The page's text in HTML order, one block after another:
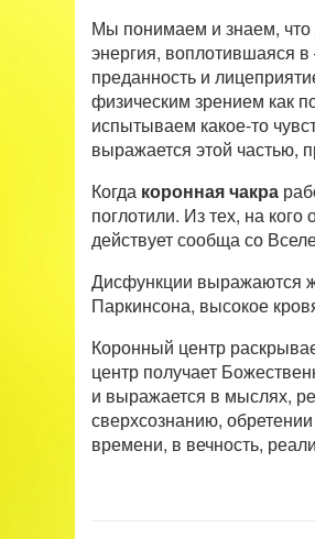
Мы понимаем и знаем, что
энергия, воплотившаяся
преданность и
физическим зрением как
испытываем какое-то
выражается этой частью,
Когда коронная чакра
поглотили. Из тех, на
действует сообща со
Дисфункции выражаются
Паркинсона, высокое
Коронный центр
центр получает
и выражается в мыслях,
сверхсознанию,
времени, в вечность,